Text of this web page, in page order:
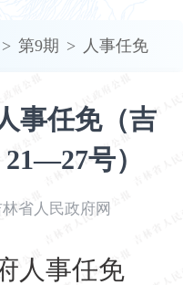
> 第9期 > 人事任免
事任免（吉
号）
省人民政府网
人事任免